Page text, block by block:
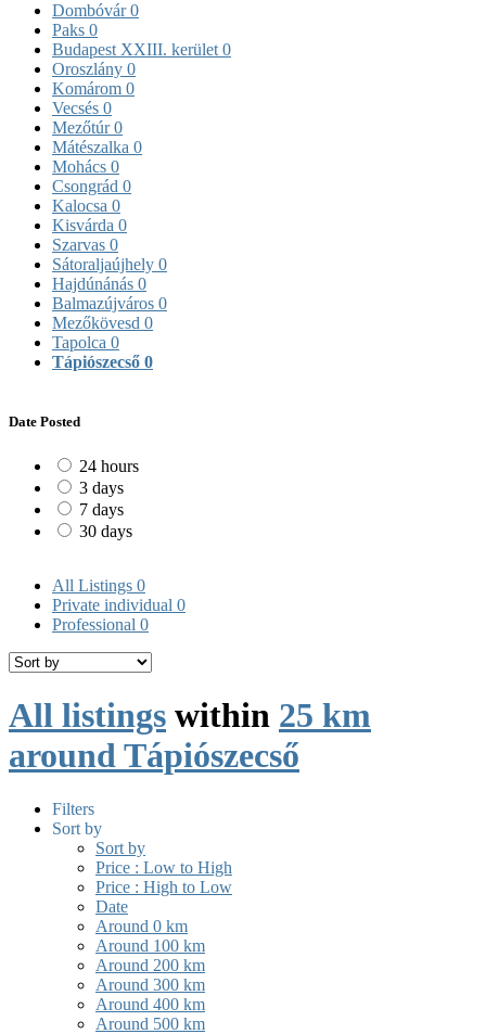
Dombóvár0
Paks 0
Budapest XXIII. kerület 0
Oroszlány 0
Komárom 0
Vecsés 0
Mezőtúr0
Mátészalka 0
Mohács 0
Csongrád 0
Kalocsa 0
Kisvárda 0
Szarvas 0
Sátoraljaújhely 0
Hajdúnánás 0
Balmazújváros 0
Mezőkövesd 0
Tapolca 0
Tápiószecső 0
Date Posted
24 hours
3 days
7 days
30 days
All Listings 0
Private individual 0
Professional 0
All listings within 25 km
around Tápiószecső
Filters
Sort by
Sort by
Price : Low to High
Price : High to Low
Date
Around 0 km
Around 100 km
Around 200 km
Around 300 km
Around 400 km
Around 500 km